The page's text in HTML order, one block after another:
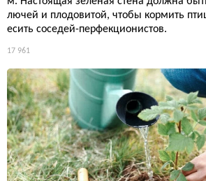
лючей и плодовитой, чтобы кормить
есить соседей-перфекционистов.
17 961